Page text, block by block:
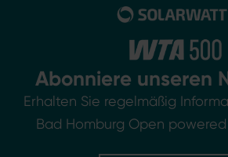
Abonniere unseren
Erhalten Sie regelmäßig
Bad Homburg Open